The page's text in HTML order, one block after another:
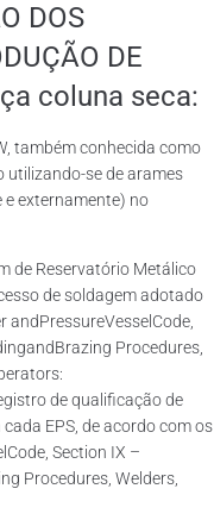
DOS
DE
coluna seca:
também conhecida como
utilizando-se de arames
externamente) no
de Reservatório Metálico
de soldagem adotado
andPressureVesselCode,
Procedures,
de qualificação de
EPS, de acordo com os
Section IX –
Procedures, Welders,